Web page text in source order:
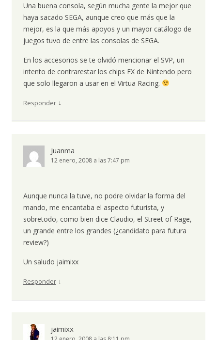
Una buena consola, según mucha gente la mejor que
haya sacado SEGA, aunque creo que más que la
mejor, es la que más apoyos y un mayor catálogo de
juegos tuvo de entre las consolas de SEGA.
En los accesorios se te olvidó mencionar el SVP, un
intento de contrarestar los chips FX de Nintendo pero
que solo llegaron a usar en el Virtua Racing.
Responder ↓
Juanma
12 enero, 2008 a las 7:47 pm
Aunque nunca la tuve, no podre olvidar la forma del
mando, me encantaba el aspecto futurista, y
sobretodo, como bien dice Claudio, el Street of Rage,
un grande entre los grandes (¿candidato para futura
review?)
Un saludo jaimixx
Responder ↓
jaimixx